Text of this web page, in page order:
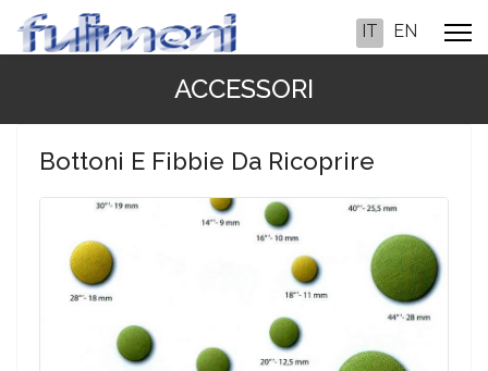
Seleziona la
IT EN
ACCESSORI
Bottoni E Fibbie Da Ricoprire